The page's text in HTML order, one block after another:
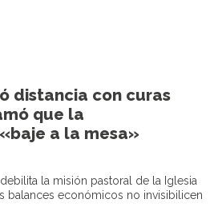
distancia con curas
que la
a la mesa»
la misión pastoral de la Iglesia
balances económicos no invisibilicen